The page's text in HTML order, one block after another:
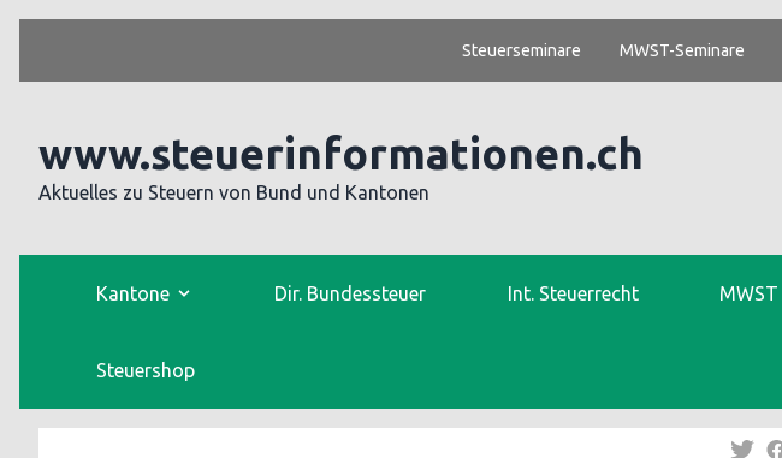
Steuerseminare MWST-Seminare
www.steuerinformationen.ch
Aktuelles zu Steuern von Bund und Kantonen
Kantone Dir. Bundessteuer Int. Steuerrecht MWST
Steuershop